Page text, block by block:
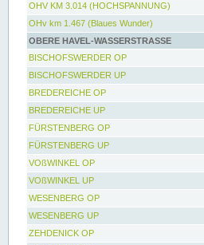
OHV KM 3.014 (HOCHSPANNUNG)
OHv km 1.467 (Blaues Wunder)
OBERE HAVEL-WASSERSTRASSE
BISCHOFSWERDER OP
BISCHOFSWERDER UP
BREDEREICHE OP
BREDEREICHE UP
FÜRSTENBERG OP
FÜRSTENBERG UP
VOßWINKEL OP
VOßWINKEL UP
WESENBERG OP
WESENBERG UP
ZEHDENICK OP